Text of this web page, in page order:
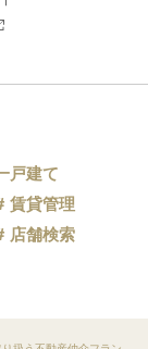
戸建て
賃貸管理
店舗検索